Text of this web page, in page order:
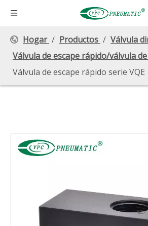
Hogar / Productos / Válvula
Válvula de escape rápido/válvula
Válvula de escape rápido serie VQE